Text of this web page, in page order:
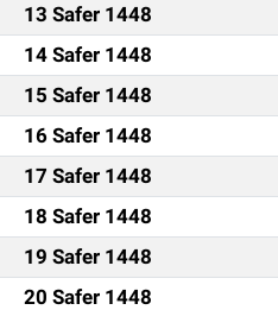
13 Safer 1448
14 Safer 1448
15 Safer 1448
16 Safer 1448
17 Safer 1448
18 Safer 1448
19 Safer 1448
20 Safer 1448